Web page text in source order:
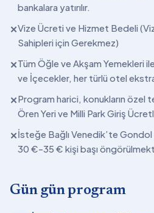
bankalara yatırılır.
✕Vize Ücreti ve Hizmet Bedeli
Sahipleri için Gerekmez)
✕Tüm Öğle ve Akşam Yemekleri
ve İçecekler, her türlü otel
✕Program harici, konukların özel
Ören Yeri ve Milli Park Giriş
✕İsteğe Bağlı Venedik’te
30 €-35 € kişi başı
Gün gün program